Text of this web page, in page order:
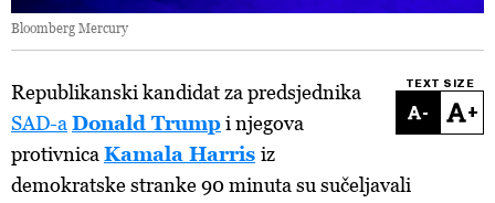
Bloomberg Mercury
TEXT SIZE
- +
Republikanski kandidat za predsjednika
SAD-a Donald Trumpi njegova
protivnica Kamala Harris iz
demokratske stranke 90 minuta su sučeljavali